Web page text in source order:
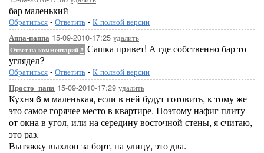
бар маленький
Обратиться - Ответить - К полной версии
Аппа-паппа 15-09-2010-17:25 удалить
Ответ на комментарий # Сашка привет! А где собственно бар то
углядел?
Обратиться - Ответить - К полной версии
Просто_папа 15-09-2010-17:29 удалить
Кухня 6 м маленькая, если в ней будут готовить, к тому же
это самое горячее место в квартире. Поэтому нафиг плиту
от окна в угол, или на середину восточной стены, я считаю,
это раз.
Вытяжку выхлоп за борт, на улицу, это два.